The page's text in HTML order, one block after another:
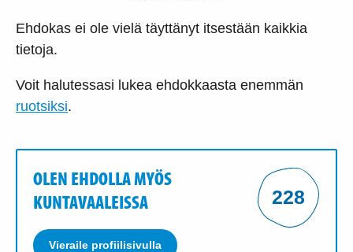
Ehdokas ei ole vielä täyttänyt itsestään kaikkia
tietoja.
Voit halutessasi lukea ehdokkaasta enemmän
ruotsiksi.
OLEN EHDOLLA MYÖS
KUNTAVAALEISSA
Vieraile profiilisivulla
228